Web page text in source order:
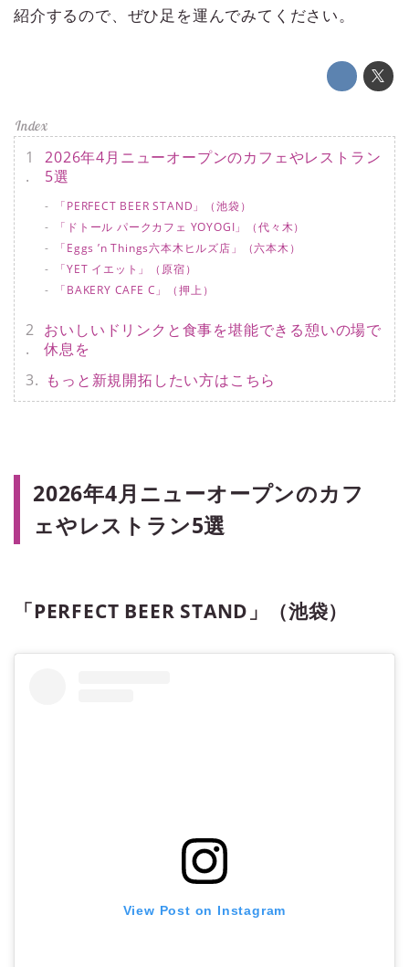
紹介するので、ぜひ足を運んでみてください。
2026年4月ニューオープンのカフェやレストラン
5選
「PERFECT BEER STAND」（池袋）
「ドトール パークカフェ YOYOGI」（代々木）
「Eggs ’n Things六本木ヒルズ店」（六本木）
「YET イエット」（原宿）
「BAKERY CAFE C」（押上）
おいしいドリンクと食事を堪能できる憩いの場で
休息を
もっと新規開拓したい方はこちら
2026年4月ニューオープンのカフ
ェやレストラン5選
「PERFECT BEER STAND」（池袋）
View Post on Instagram